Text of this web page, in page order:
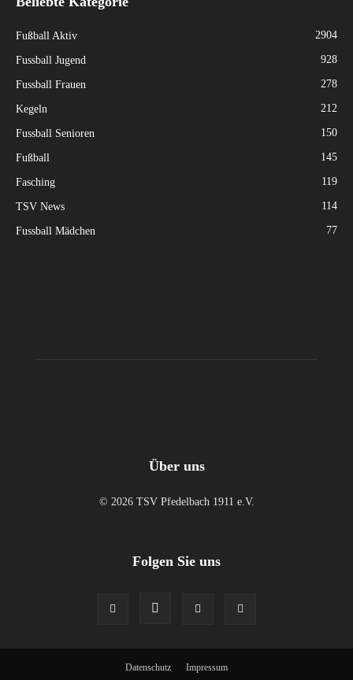
Fußball Aktiv 2904
Fussball Jugend 928
Fussball Frauen 278
Kegeln 212
Fussball Senioren 150
Fußball 145
Fasching 119
TSV News 114
Fussball Mädchen 77
Über uns
© 2026 TSV Pfedelbach 1911 e.V.
Folgen Sie uns
Datenschutz Impressum